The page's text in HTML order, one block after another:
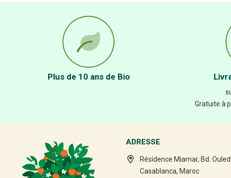
Plus de 10 ans de Bio
Gratuite à
ADRESSE
Résidence Miamar, Bd.
Casablanca, Maroc